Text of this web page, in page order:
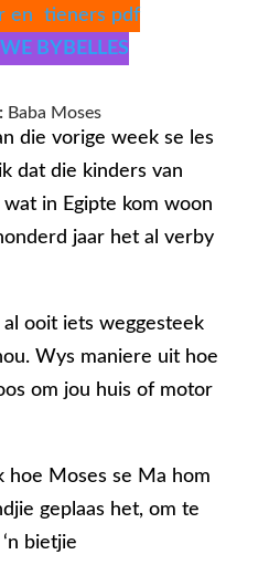
en tieners pdf
BYBELLES
Baba Moses
die vorige week se les
dat die kinders van
wat in Egipte kom woon
jaar het al verby
ooit iets weggesteek
Wys maniere uit hoe
om jou huis of motor
hoe Moses se Ma hom
geplaas het, om te
bietjie